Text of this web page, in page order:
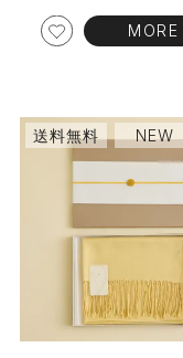
MORE
送料無料 NEW